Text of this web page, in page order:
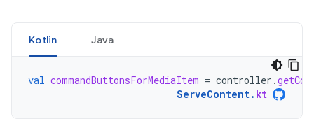
Kotlin Java
val commandButtonsForMediaItem = controller .
ServeContent. kt